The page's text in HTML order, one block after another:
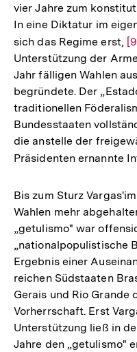
vier Jahre zum
In eine Diktatur im
sich das Regime erst,
Unterstützung der
Jahr fälligen Wahlen
begründete. Der
traditionellen
Bundesstaaten
die anstelle der
Präsidenten ernannte
Bis zum Sturz
Wahlen mehr
„getulismo" war
„nationalpopulistische
Ergebnis einer
reichen Südstaaten
Gerais und Rio Grande
Vorherrschaft. Erst
Unterstützung ließ in
Jahre den „getulismo"